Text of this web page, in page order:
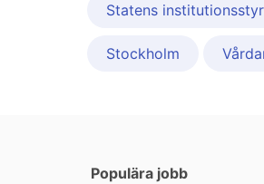
Statens
Stockholm
Populära jobb